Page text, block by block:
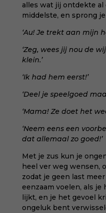
alles wat jij ontdekte al
middelste, en sprong
‘Au! Je trekt aan mijn
‘Zeg, wees jij nou de
klein.’
‘Ik had hem eerst!’
‘Deel je speelgoed
‘Mama! Ze doet het
‘Neem eens een
dat allemaal zo goed!’
Met je zus kun je
heel ver weg wensen,
zodat je geen last
eenzaam voelen, als je
lijkt, en je het gevoel
ongeluk bent